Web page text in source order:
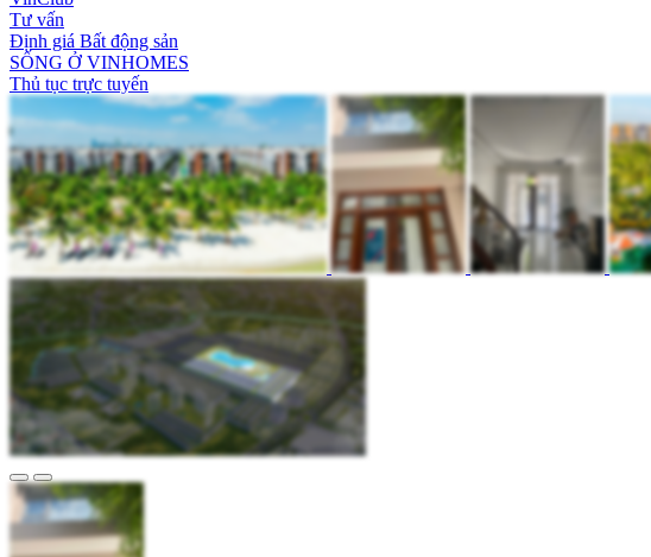
Tư vấn
Định giá Bất động sản
SỐNG Ở VINHOMES
Thủ tục trực tuyến